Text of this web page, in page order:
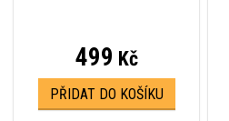
499 Kč
PŘIDAT DO KOŠÍKU